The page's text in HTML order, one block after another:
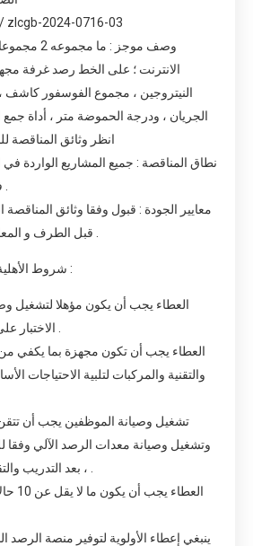
2 . العطاء رقم : مدافع / zlcgb-2024-0716-03
الانترنت ؛ على الخط رصد غرفة
النيتروجين ، مجموع الفوسفور كاشف
الجريان ، ودرجة الحموضة متر ، أداة جمع
انظر وثائق المناقصة
2 – شروط الأهلية لمقدمي العروض :
والتقنية والمركبات لتلبية الاحتياجات
وتشغيل وصيانة معدات الرصد الآلي وفقا